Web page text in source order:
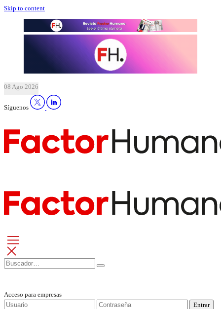
Skip to content
08 Ago 2026
Síguenos
Acceso para empresas
Entrar